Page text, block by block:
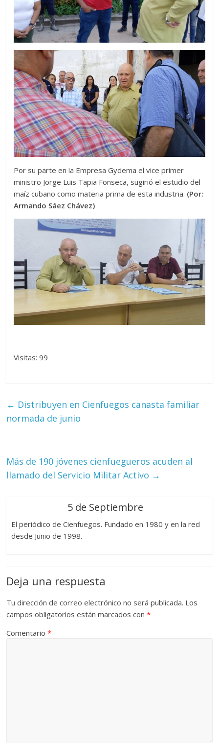
Por su parte en la Empresa Gydema el vice primer
ministro Jorge Luis Tapia Fonseca, sugirió el estudio del
maíz cubano como materia prima de esta industria. (Por:
Armando Sáez Chávez)
Visitas: 99
← Distribuyen en Cienfuegos canasta familiar
normada de junio
Más de 190 jóvenes cienfuegueros acuden al
llamado del Servicio Militar Activo →
5 de Septiembre
El periódico de Cienfuegos. Fundado en 1980 y en la red
desde Junio de 1998.
Deja una respuesta
Tu dirección de correo electrónico no será publicada. Los
campos obligatorios están marcados con*
Comentario*